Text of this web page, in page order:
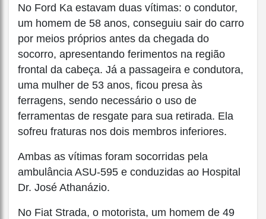
No Ford Ka estavam duas vítimas: o condutor,
um homem de 58 anos, conseguiu sair do carro
por meios próprios antes da chegada do
socorro, apresentando ferimentos na região
frontal da cabeça. Já a passageira e condutora,
uma mulher de 53 anos, ficou presa às
ferragens, sendo necessário o uso de
ferramentas de resgate para sua retirada. Ela
sofreu fraturas nos dois membros inferiores.
Ambas as vítimas foram socorridas pela
ambulância ASU-595 e conduzidas ao Hospital
Dr. José Athanázio.
No Fiat Strada, o motorista, um homem de 49